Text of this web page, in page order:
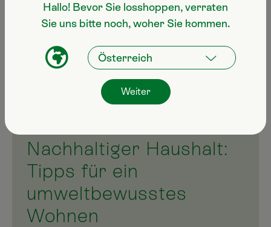
Wasserbelebung durch Verkleinerung der
Wassercluster
Nachhaltige Beseitigung von unangenehmen
Nachhaltiger Haushalt:
Tipps für ein
umweltbewusstes
Wohnen
Hallo! Bevor Sie losshoppen, verraten
Sie uns bitte noch, woher Sie kommen.
Weiter